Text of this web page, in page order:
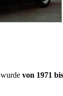
wurde von 1971